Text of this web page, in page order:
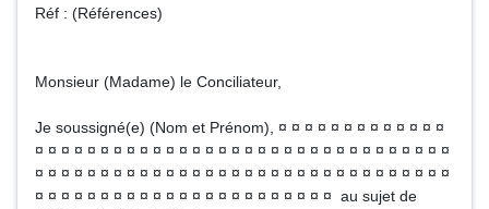
Réf : (Références)
Monsieur (Madame) le Conciliateur,
Je soussigné(e) (Nom et Prénom), ¤ ¤ ¤ ¤ ¤ ¤ ¤ ¤ ¤ ¤ ¤ ¤ ¤
¤ ¤ ¤ ¤ ¤ ¤ ¤ ¤ ¤ ¤ ¤ ¤ ¤ ¤ ¤ ¤ ¤ ¤ ¤ ¤ ¤ ¤ ¤ ¤ ¤ ¤ ¤ ¤ ¤ ¤ ¤ ¤
¤ ¤ ¤ ¤ ¤ ¤ ¤ ¤ ¤ ¤ ¤ ¤ ¤ ¤ ¤ ¤ ¤ ¤ ¤ ¤ ¤ ¤ ¤ ¤ ¤ ¤ ¤ ¤ ¤ ¤ ¤ ¤
¤ ¤ ¤ ¤ ¤ ¤ ¤ ¤ ¤ ¤ ¤ ¤ ¤ ¤ ¤ ¤ ¤ ¤ ¤ ¤ ¤ ¤ ¤ au sujet de